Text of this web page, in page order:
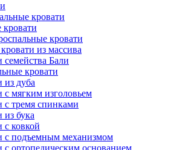
кровати
кровати
кровати
из массива
семейства Бали
кровати
из дуба
с мягким изголовьем
с тремя спинками
из бука
с ковкой
с подъемным механизмом
с ортопедическим основанием